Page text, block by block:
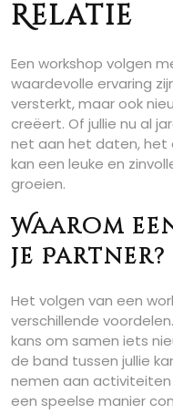
Relatie
Een workshop volgen
waardevolle ervaring
versterkt, maar ook
creëert. Of jullie nu al
net aan het daten, het
kan een leuke en
groeien.
Waarom
je Partner?
Het volgen van een
verschillende
kans om samen iets
de band tussen jullie
nemen aan activiteiten
een speelse manier